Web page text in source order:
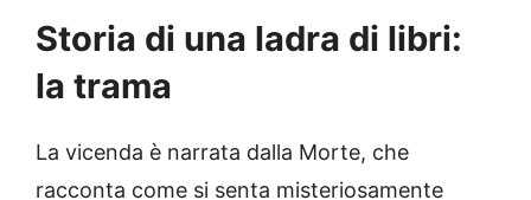
Storia di una ladra di libri:
la trama
La vicenda è narrata dalla Morte, che
racconta come si senta misteriosamente